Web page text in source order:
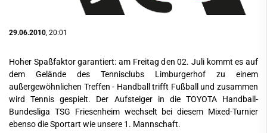
29.06.2010 , 20:01
Hoher Spaßfaktor garantiert: am Freitag den 02. Juli kommt es auf
dem Gelände des Tennisclubs Limburgerhof zu einem
außergewöhnlichen Treffen - Handball trifft Fußball und zusammen
wird Tennis gespielt. Der Aufsteiger in die TOYOTA Handball-
Bundesliga TSG Friesenheim wechselt bei diesem Mixed-Turnier
ebenso die Sportart wie unsere 1. Mannschaft.